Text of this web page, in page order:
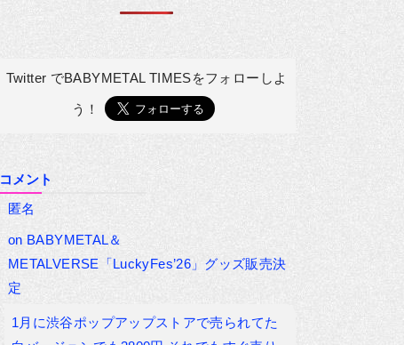
Twitter でBABYMETAL TIMESをフォローしよ
う！
コメント
匿名
on BABYMETAL＆
METALVERSE「LuckyFes’26」グッズ販売決
定
1月に渋谷ポップアップストアで売られてた